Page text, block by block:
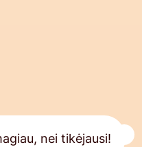
nei tikėjausi!